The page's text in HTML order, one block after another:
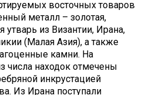
восточных товаров
металл – золотая,
утварь из Византии, Ирана,
(Малая Азия), а также
камни. На
числа находок отмечены
инкрустацией
Из Ирана поступали